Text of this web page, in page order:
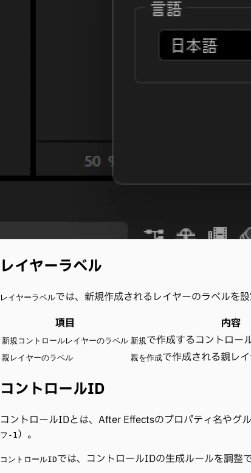
レイヤーラベル
レイヤーラベルでは、新規作成されるレイヤーのラベルを設
項目
内容
新規コントロールレイヤーのラベル 新規で作成するコントロー
親レイヤーのラベル 親を作成で作成される親レ
コントロールID
コントロールIDとは、After Effectsのプロパティ名やグ
フ-1）。
コントロールIDでは、コントロールIDの生成ルールを調整で